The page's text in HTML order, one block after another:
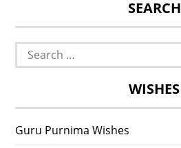
SEARCH
Search
for:
WISHES
Guru Purnima Wishes